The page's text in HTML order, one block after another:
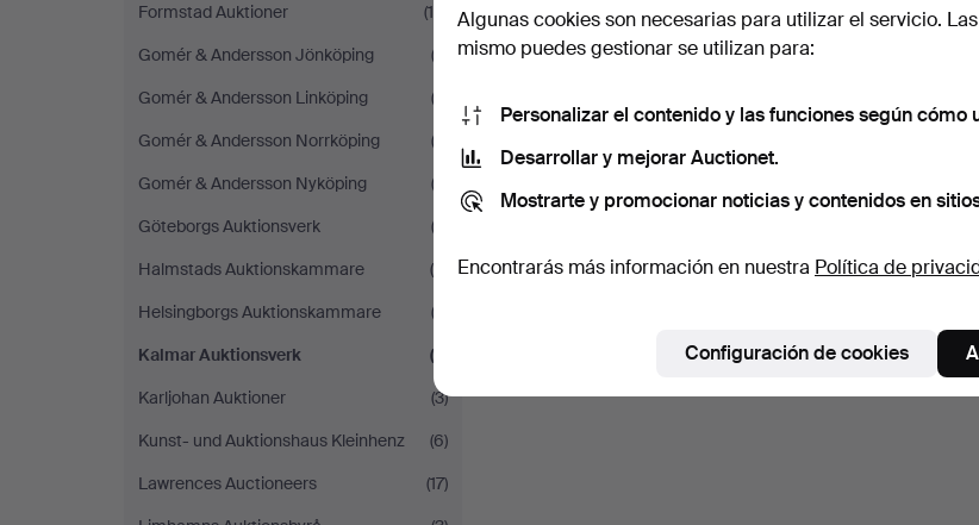
Formstad Auktioner
(16)
Gomér & Andersson Jönköping
(2)
Gomér & Andersson Linköping
(3)
Gomér & Andersson Norrköping
(2)
Gomér & Andersson Nyköping
(3)
Göteborgs Auktionsverk
(3)
Halmstads Auktionskammare
(6)
Helsingborgs Auktionskammare
(3)
Kalmar Auktionsverk
(7)
Karljohan Auktioner
(3)
Kunst- und Auktionshaus Kleinhenz
(6)
Lawrences Auctioneers
(17)
Suscribir búsqueda
Algunas cookies son necesarias para utilizar el servicio.
mismo puedes gestionar se utilizan para:
Personalizar el contenido y las funciones según cómo
Desarrollar y mejorar Auctionet.
Mostrarte y promocionar noticias y contenidos en
Encontrarás más información en nuestra Política de
Configuración de cookies